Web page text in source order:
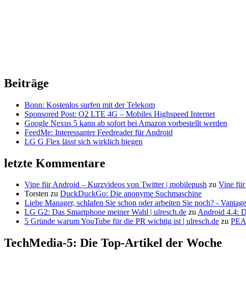
Beiträge
Bonn: Kostenlos surfen mit der Telekom
Sponsored Post: O2 LTE 4G – Mobiles Highspeed Internet
Google Nexus 5 kann ab sofort bei Amazon vorbestellt werden
FeedMe: Interessanter Feedreader für Android
LG G Flex lässt sich wirklich biegen
letzte Kommentare
Vine für Android – Kurzvideos von Twitter | mobilepush zu Vine für
Torsten zu DuckDuckGo: Die anonyme Suchmaschine
Liebe Manager, schlafen Sie schon oder arbeiten Sie noch? -
LG G2: Das Smartphone meiner Wahl | ulresch.de zuAndroid 4.4:
5 Gründe warum YouTube für die PR wichtig ist | ulresch.de zu
TechMedia-5: Die Top-Artikel der Woche